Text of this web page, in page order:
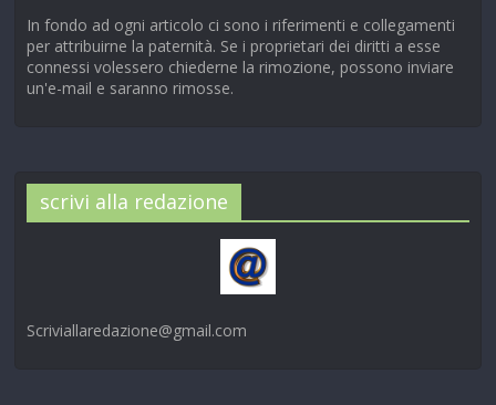
In fondo ad ogni articolo ci sono i riferimenti e collegamenti
per attribuirne la paternità. Se i proprietari dei diritti a esse
connessi volessero chiederne la rimozione, possono inviare
un'e-mail e saranno rimosse.
scrivi alla redazione
Scriviallaredazione@gmail.com